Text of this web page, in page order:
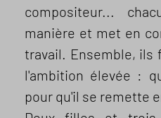
compositeur...
manière et met en
travail. Ensemble, ils
l'ambition élevée :
pour qu'il se remette